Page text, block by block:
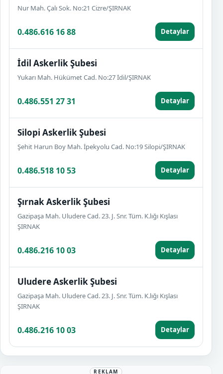
Nur Mah. Çalı Sok. No:21 Cizre/ŞIRNAK
0.486.616 16 88 Detaylar
İdil Askerlik Şubesi
Yukarı Mah. Hükümet Cad. No:27 İdil/ŞIRNAK
0.486.551 27 31 Detaylar
Silopi Askerlik Şubesi
Şehit Harun Boy Mah. İpekyolu Cad. No:19 Silopi/ŞIRNAK
0.486.518 10 53 Detaylar
Şırnak Askerlik Şubesi
Gazipaşa Mah. Uludere Cad. 23. J. Snr. Tüm. K.lığı Kışlası
ŞIRNAK
0.486.216 10 03 Detaylar
Uludere Askerlik Şubesi
Gazipaşa Mah. Uludere Cad. 23. J. Snr. Tüm. K.lığı Kışlası
ŞIRNAK
0.486.216 10 03 Detaylar
REKLAM